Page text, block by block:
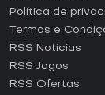
Como ativar uma
Como ativar uma
Como ativar
Como ativar uma
Política de
Termos e
RSS Noticias
RSS Jogos
RSS Ofertas